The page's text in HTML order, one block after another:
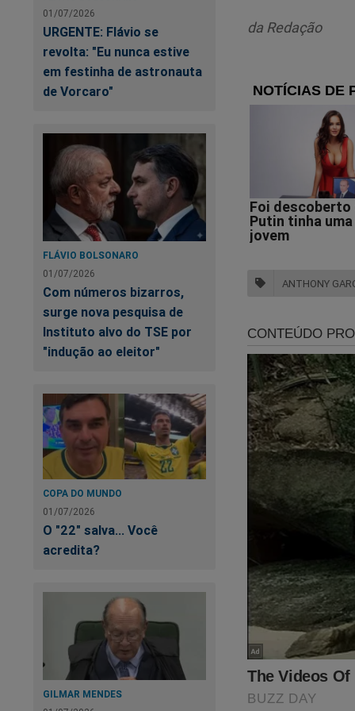
01/07/2026
URGENTE: Flávio se
revolta: "Eu nunca estive
em festinha de astronauta
de Vorcaro"
FLÁVIO BOLSONARO
01/07/2026
Com números bizarros,
surge nova pesquisa de
Instituto alvo do TSE por
"indução ao eleitor"
COPA DO MUNDO
01/07/2026
O "22" salva... Você
acredita?
GILMAR MENDES
são
russas,
mulheres
podiam
Até o momento,
Garotinho, e não
sobre as
a
da Redação
ANTHONY